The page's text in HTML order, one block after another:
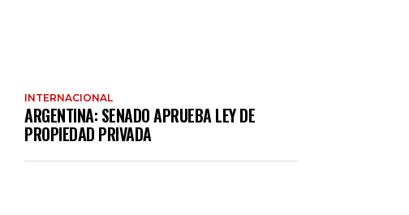
INTERNACIONAL
ARGENTINA: SENADO APRUEBA LEY DE
PROPIEDAD PRIVADA